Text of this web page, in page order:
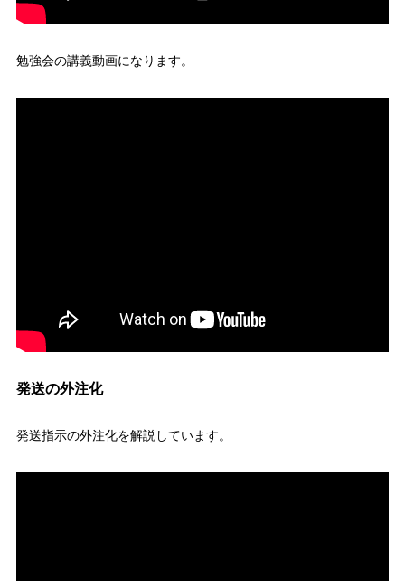
勉強会の講義動画になります。
発送の外注化
発送指示の外注化を解説しています。